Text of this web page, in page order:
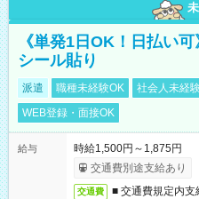
《単発1日OK！日払い
シール貼り
派遣 職種未経験OK 社会人未経
WEB登録・面接OK
給与
時給1,500円～1,875円
交通費別途支給あり
交通費 ■ 交通費規定内